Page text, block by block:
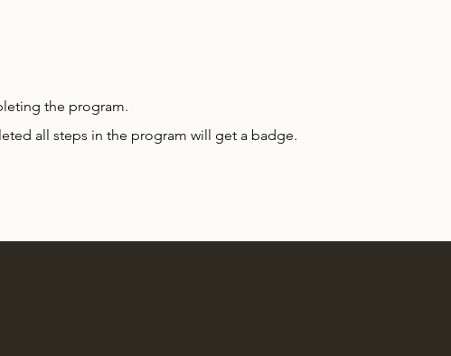
the program.
all steps in the program will get a badge.